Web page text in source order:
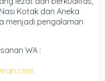
Kotak dan Aneka
menjadi pengalaman
WA :